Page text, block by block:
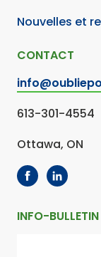
Nouvelles et
CONTACT
613-301-4554
Ottawa, ON
INFO-BULLETIN